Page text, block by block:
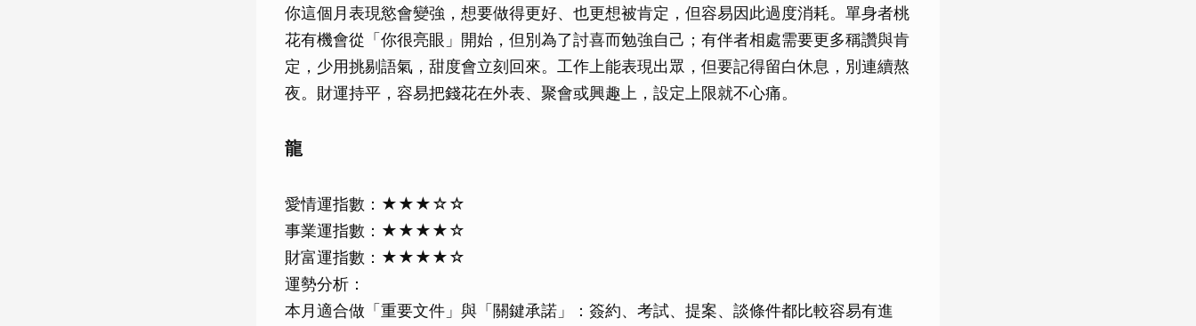
你這個月表現慾會變強，想要做得更好、也更想被肯定，但容易因此過度消耗。單身者桃
花有機會從「你很亮眼」開始，但別為了討喜而勉強自己；有伴者相處需要更多稱讚與肯
定，少用挑剔語氣，甜度會立刻回來。工作上能表現出眾，但要記得留白休息，別連續熬
夜。財運持平，容易把錢花在外表、聚會或興趣上，設定上限就不心痛。
龍
愛情運指數：★★★☆☆
事業運指數：★★★★☆
財富運指數：★★★★☆
運勢分析：
本月適合做「重要文件」與「關鍵承諾」：簽約、考試、提案、談條件都比較容易有進